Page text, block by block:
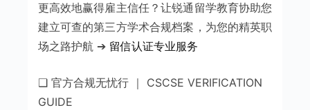
更高效地赢得雇主信任？让锐通留学教育协助您
建立可查的第三方学术合规档案，为您的精英职
场之路护航 ➔ 留信认证专业服务
❑ 官方合规无忧行 ｜ CSCSE VERIFICATION
GUIDE